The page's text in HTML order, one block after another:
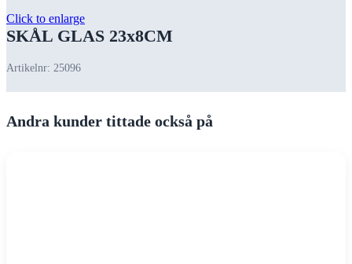
Click to enlarge
SKÅL GLAS 23x8CM
Artikelnr: 25096
Andra kunder tittade också på